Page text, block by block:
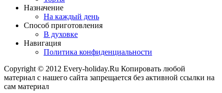
Назначение
На каждый день
Способ приготовления
В духовке
Навигация
Политика конфиденциальности
Copyright © 2012 Every-holiday.Ru Копировать любой
материал с нашего сайта запрещается без активной ссылки на
сам материал